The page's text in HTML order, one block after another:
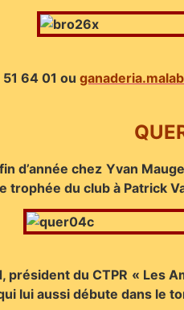
64 01 ou
d’année chez Yvan
trophée du club à Patrick
président du CTPR « Les
lui aussi débute dans le